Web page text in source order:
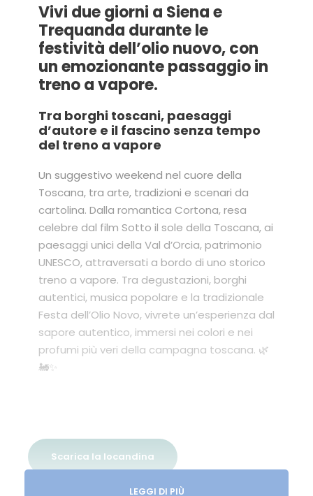
Vivi due giorni a Siena e
Trequanda durante le
festività dell’olio nuovo, con
un emozionante passaggio in
treno a vapore.
Tra borghi toscani, paesaggi
d’autore e il fascino senza tempo
del treno a vapore
Un suggestivo weekend nel cuore della
Toscana, tra arte, tradizioni e scenari da
cartolina. Dalla romantica Cortona, resa
celebre dal film Sotto il sole della Toscana, ai
paesaggi unici della Val d’Orcia, patrimonio
UNESCO, attraversati a bordo di uno storico
treno a vapore. Tra degustazioni, borghi
autentici, musica popolare e la tradizionale
Festa dell’Olio Novo, vivrete un’esperienza dal
sapore autentico, immersi nei colori e nei
profumi più veri della campagna toscana. 🌿
🚂✨
Scarica la locandina
LEGGI DI PIÙ